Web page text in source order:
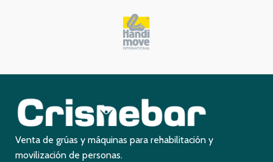
Venta de grúas y máquinas para rehabilitación y
movilización de personas.